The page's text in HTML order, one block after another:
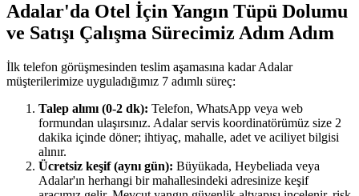
Adalar'da Otel İçin Yangın Tüpü Dolumu
ve Satışı Çalışma Sürecimiz Adım Adım
İlk telefon görüşmesinden teslim aşamasına kadar Adalar
müşterilerimize uyguladığımız 7 adımlı süreç:
Talep alımı (0-2 dk): Telefon, WhatsApp veya web
formundan ulaşırsınız. Adalar servis koordinatörümüz size 2
dakika içinde döner; ihtiyaç, mahalle, adet ve aciliyet bilgisi
alınır.
Ücretsiz keşif (aynı gün): Büyükada, Heybeliada veya
Adalar'ın herhangi bir mahallesindeki adresinize keşif